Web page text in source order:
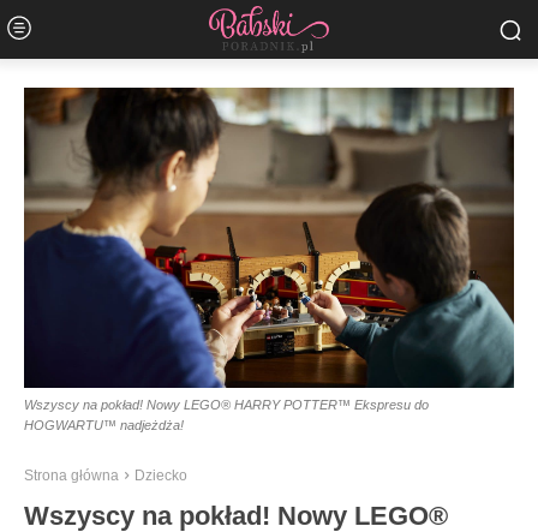
Wszyscy na pokład! Nowy LEGO® HARRY POTTER™ Ekspresu do
HOGWARTU™ nadjeżdża!
Strona główna Dziecko
Wszyscy na pokład! Nowy LEGO®